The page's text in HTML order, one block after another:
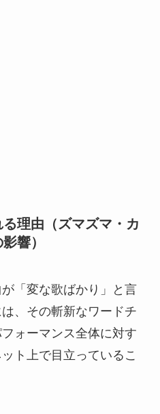
理由（ズマズマ・カ
響）
「変な歌ばかり」と言
、その斬新なワードチ
ォーマンス全体に対す
ト上で目立っているこ